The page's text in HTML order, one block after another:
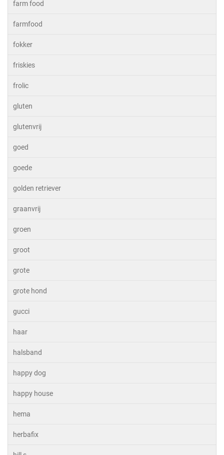
farm food
farmfood
fokker
friskies
frolic
gluten
glutenvrij
goed
goede
golden retriever
graanvrij
groen
groot
grote
grote hond
gucci
haar
halsband
happy dog
happy house
hema
herbafix